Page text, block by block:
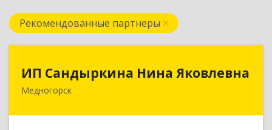
Рекомендованные партнеры
ИП Сандыркина Нина Яковлевна
Медногорск462270, Оренбургская обл, Медногорск г,